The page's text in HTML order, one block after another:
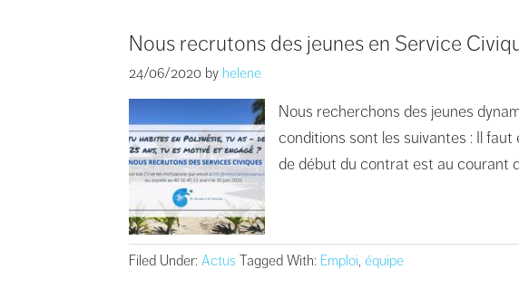
Nous recrutons des jeunes en Service
24/06/2020 by helene
Nous recherchons des jeunes
conditions sont les suivantes : Il
de début du contrat est au courant
Filed Under: Actus Tagged With: Emploi, équipe